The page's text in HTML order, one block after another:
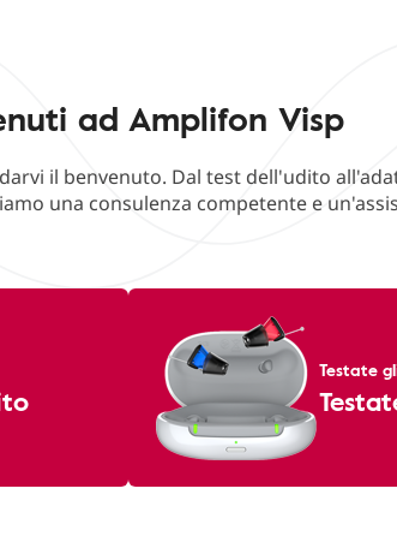
ad Amplifon Visp
il benvenuto. Dal test dell'udito
una consulenza competente e
Testate